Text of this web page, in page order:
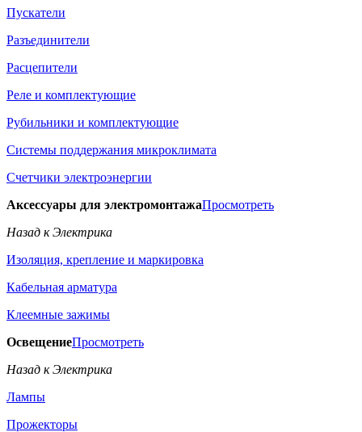
Пускатели
Разъединители
Расцепители
Реле и комплектующие
Рубильники и комплектующие
Системы поддержания микроклимата
Счетчики электроэнергии
Аксессуары для электромонтажаПросмотреть
Назад к Электрика
Изоляция, крепление и маркировка
Кабельная арматура
Клеемные зажимы
ОсвещениеПросмотреть
Назад к Электрика
Лампы
Прожекторы